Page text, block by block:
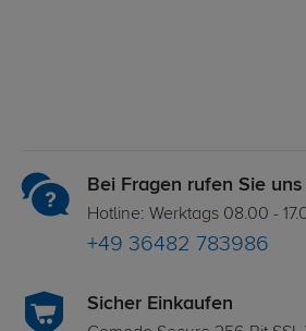
Bei Fragen rufen Sie uns
Hotline: Werktags 08.00 -
+49 36482 783986
Sicher Einkaufen